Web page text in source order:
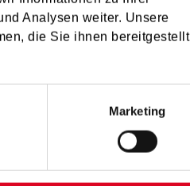
Analysen weiter. Unsere
die Sie ihnen bereitgestellt
Marketing